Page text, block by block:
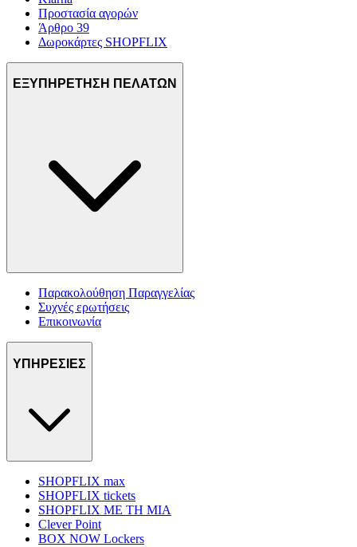
Προστασία αγορών
Άρθρο 39
Δωροκάρτες SHOPFLIX
ΕΞΥΠΗΡΕΤΗΣΗ ΠΕΛΑΤΩΝ
Παρακολούθηση Παραγγελίας
Συχνές ερωτήσεις
Επικοινωνία
ΥΠΗΡΕΣΙΕΣ
SHOPFLIX max
SHOPFLIX tickets
SHOPFLIX ΜΕ ΤΗ ΜΙΑ
Clever Point
BOX NOW Lockers